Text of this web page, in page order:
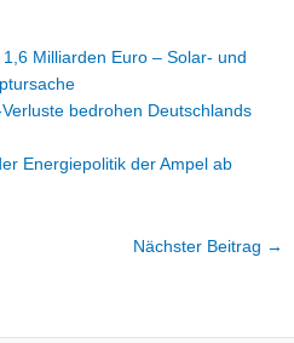
Milliarden Euro – Solar- und
bedrohen Deutschlands
Energiepolitik der Ampel ab
Nächster Beitrag →